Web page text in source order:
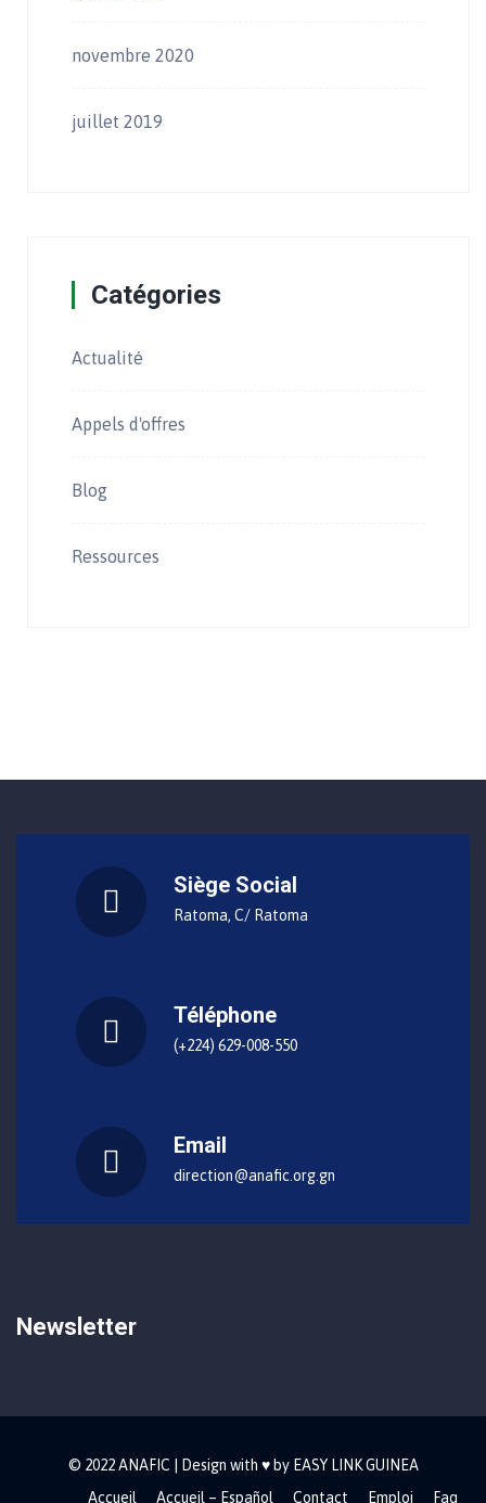
novembre 2020
juillet 2019
Catégories
Actualité
Appels d'offres
Blog
Ressources
Siège Social
Ratoma, C/ Ratoma
Téléphone
(+224) 629-008-550
Email
direction@anafic.org.gn
Newsletter
© 2022 ANAFIC | Design with ♥ by EASY LINK GUINEA
Accueil
Accueil – Español Contact Emploi Faq